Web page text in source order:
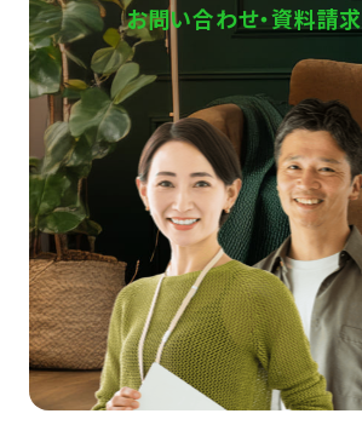
お問い合わせ・資料請求